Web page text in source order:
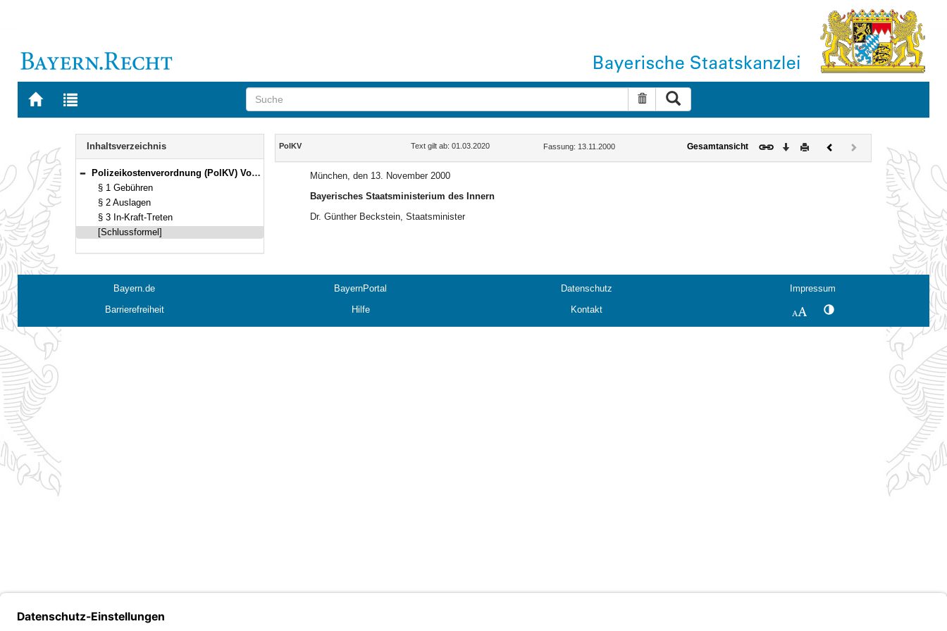
Zur
BAYERN.RECHT
Zur
letzten
Suche zurücksetzen
Navigation
Inhaltsverzeichnis
Bereich reduzieren
Polizeikostenverordnung (PolKV) Vom 13. November 2000 (GVBl. S. 785) BayRS 2012-1-1-2-I (§§ 1–3)
§ 1 Gebühren
§ 2 Auslagen
§ 3 In-Kraft-Treten
[Schlussformel]
Inhalt
PolKV Text gilt ab: 01.03.2020 Fassung: 13.11.2000 Gesamtansicht Download
DruckenVorherigesNächstes
Dokument
(inaktiv)
München, den 13. November 2000
Bayerisches Staatsministerium des Innern
Dr. Günther Beckstein, Staatsminister
Bayern.de BayernPortal Datenschutz
Impressum
Barrierefreiheit
Hilfe Kontakt SchriftgrößeKontrastwechsel